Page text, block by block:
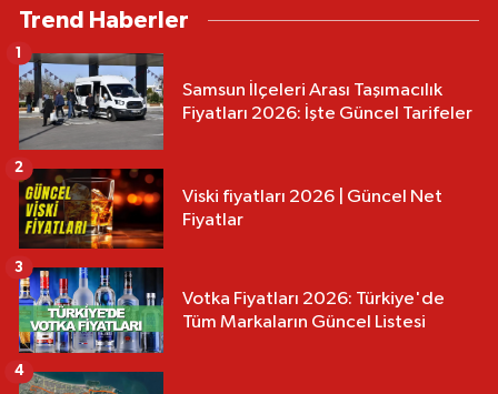
Trend Haberler
Samsun İlçeleri Arası Taşımacılık
Fiyatları 2026: İşte Güncel Tarifeler
1
Viski fiyatları 2026 | Güncel Net
Fiyatlar
2
Votka Fiyatları 2026: Türkiye'de
Tüm Markaların Güncel Listesi
3
4